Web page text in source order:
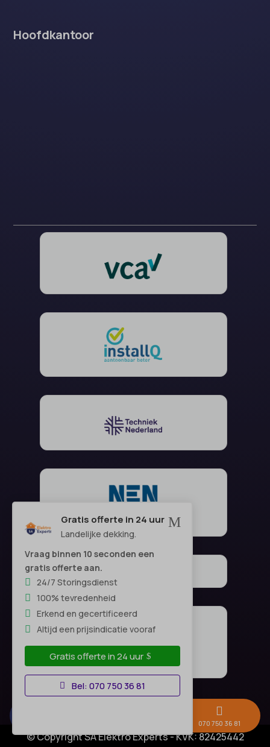
M
Gratis offerte in 24 uur
Landelijke dekking.
Vraag binnen 10 seconden een
gratis offerte aan.
24/7 Storingsdienst
100% tevredenheid
Erkend en gecertificeerd
Altijd een prijsindicatie vooraf
Gratis offerte in 24 uur
Bel: 070 750 36 81
Hoofdkantoor
© Copyright SA Elektro Experts - KVK: 82425442

070 750 36 81